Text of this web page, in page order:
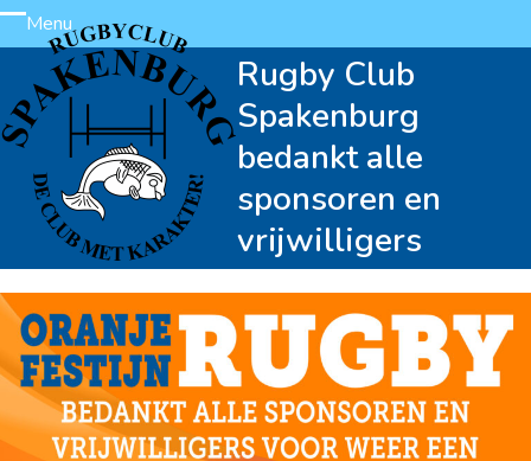
Skip
to
content
Menu
Open
mobile
menu
Close
mobile
menu
Rugby Club
Spakenburg
bedankt alle
sponsoren en
vrijwilligers